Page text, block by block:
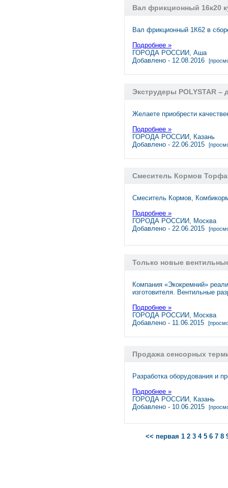
Вал фрикционный 16к20
Вал фрикционный 1К62 в
Подробнее »
ГОРОДА РОССИИ, Аша
Добавлено - 12.08.2016
Экструдеры POLYSTAR
Желаете приобрести
Подробнее »
ГОРОДА РОССИИ, Казань
Добавлено - 22.06.2015
Смеситель Кормов
Смеситель Кормов,
Подробнее »
ГОРОДА РОССИИ, Москва
Добавлено - 22.06.2015
Только новые
Компания «Экокремний»
изготовителя. Вентильные
Подробнее »
ГОРОДА РОССИИ, Москва
Добавлено - 11.06.2015
Продажа сенсорных
Разработка оборудования и
Подробнее »
ГОРОДА РОССИИ, Казань
Добавлено - 10.06.2015
<< первая 1 2 3 4 5 6 7 8